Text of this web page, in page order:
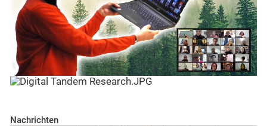
Nachrichten